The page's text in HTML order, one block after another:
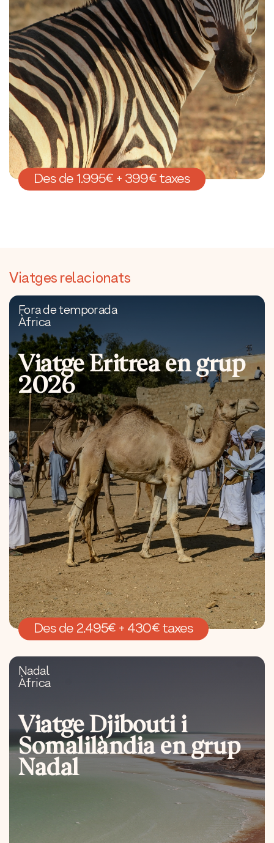
Des de 1.995€ + 399€ taxes
Viatges relacionats
Fora de temporada
Àfrica
Viatge Eritrea en grup
2026
Des de 2.495€ + 430€ taxes
Nadal
Àfrica
Viatge Djibouti i
Somalilàndia en grup
Nadal